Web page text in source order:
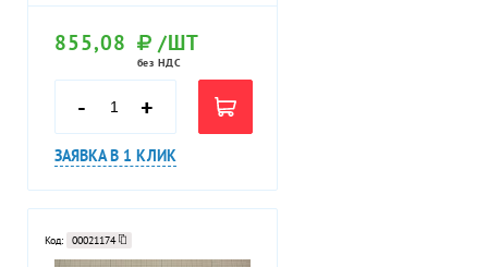
855,08 /ШТ
без НДС
- +
ЗАЯВКА В 1 КЛИК
Код: 00021174